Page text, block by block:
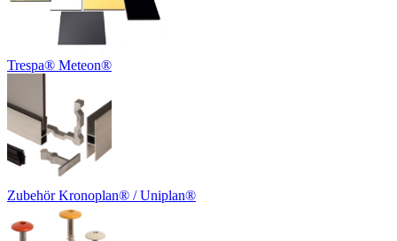
Trespa® Meteon®
Zubehör Kronoplan® / Uniplan®